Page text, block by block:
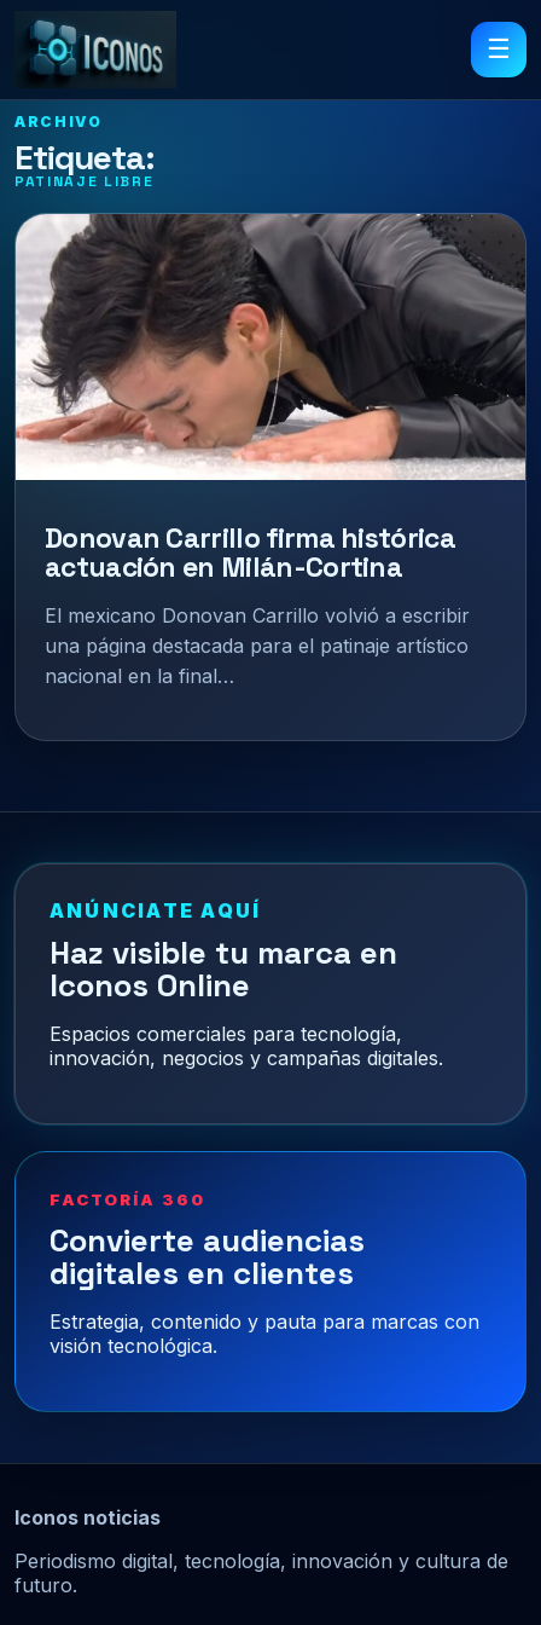
☰
ARCHIVO
Etiqueta:
PATINAJE LIBRE
Donovan Carrillo firma histórica
actuación en Milán-Cortina
El mexicano Donovan Carrillo volvió a escribir
una página destacada para el patinaje artístico
nacional en la final…
ANÚNCIATE AQUÍ
Haz visible tu marca en
Iconos Online
Espacios comerciales para tecnología,
innovación, negocios y campañas digitales.
FACTORÍA 360
Convierte audiencias
digitales en clientes
Estrategia, contenido y pauta para marcas con
visión tecnológica.
Iconos noticias
Periodismo digital, tecnología, innovación y cultura de
futuro.